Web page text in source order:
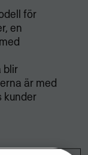
för
en
blir
är med
kunder